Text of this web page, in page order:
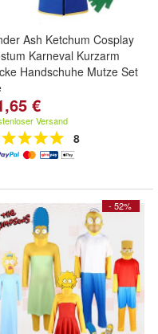
Ash Ketchum Cosplay
Karneval Kurzarm
Handschuhe Mutze Set
€
Versand
8
- 52%